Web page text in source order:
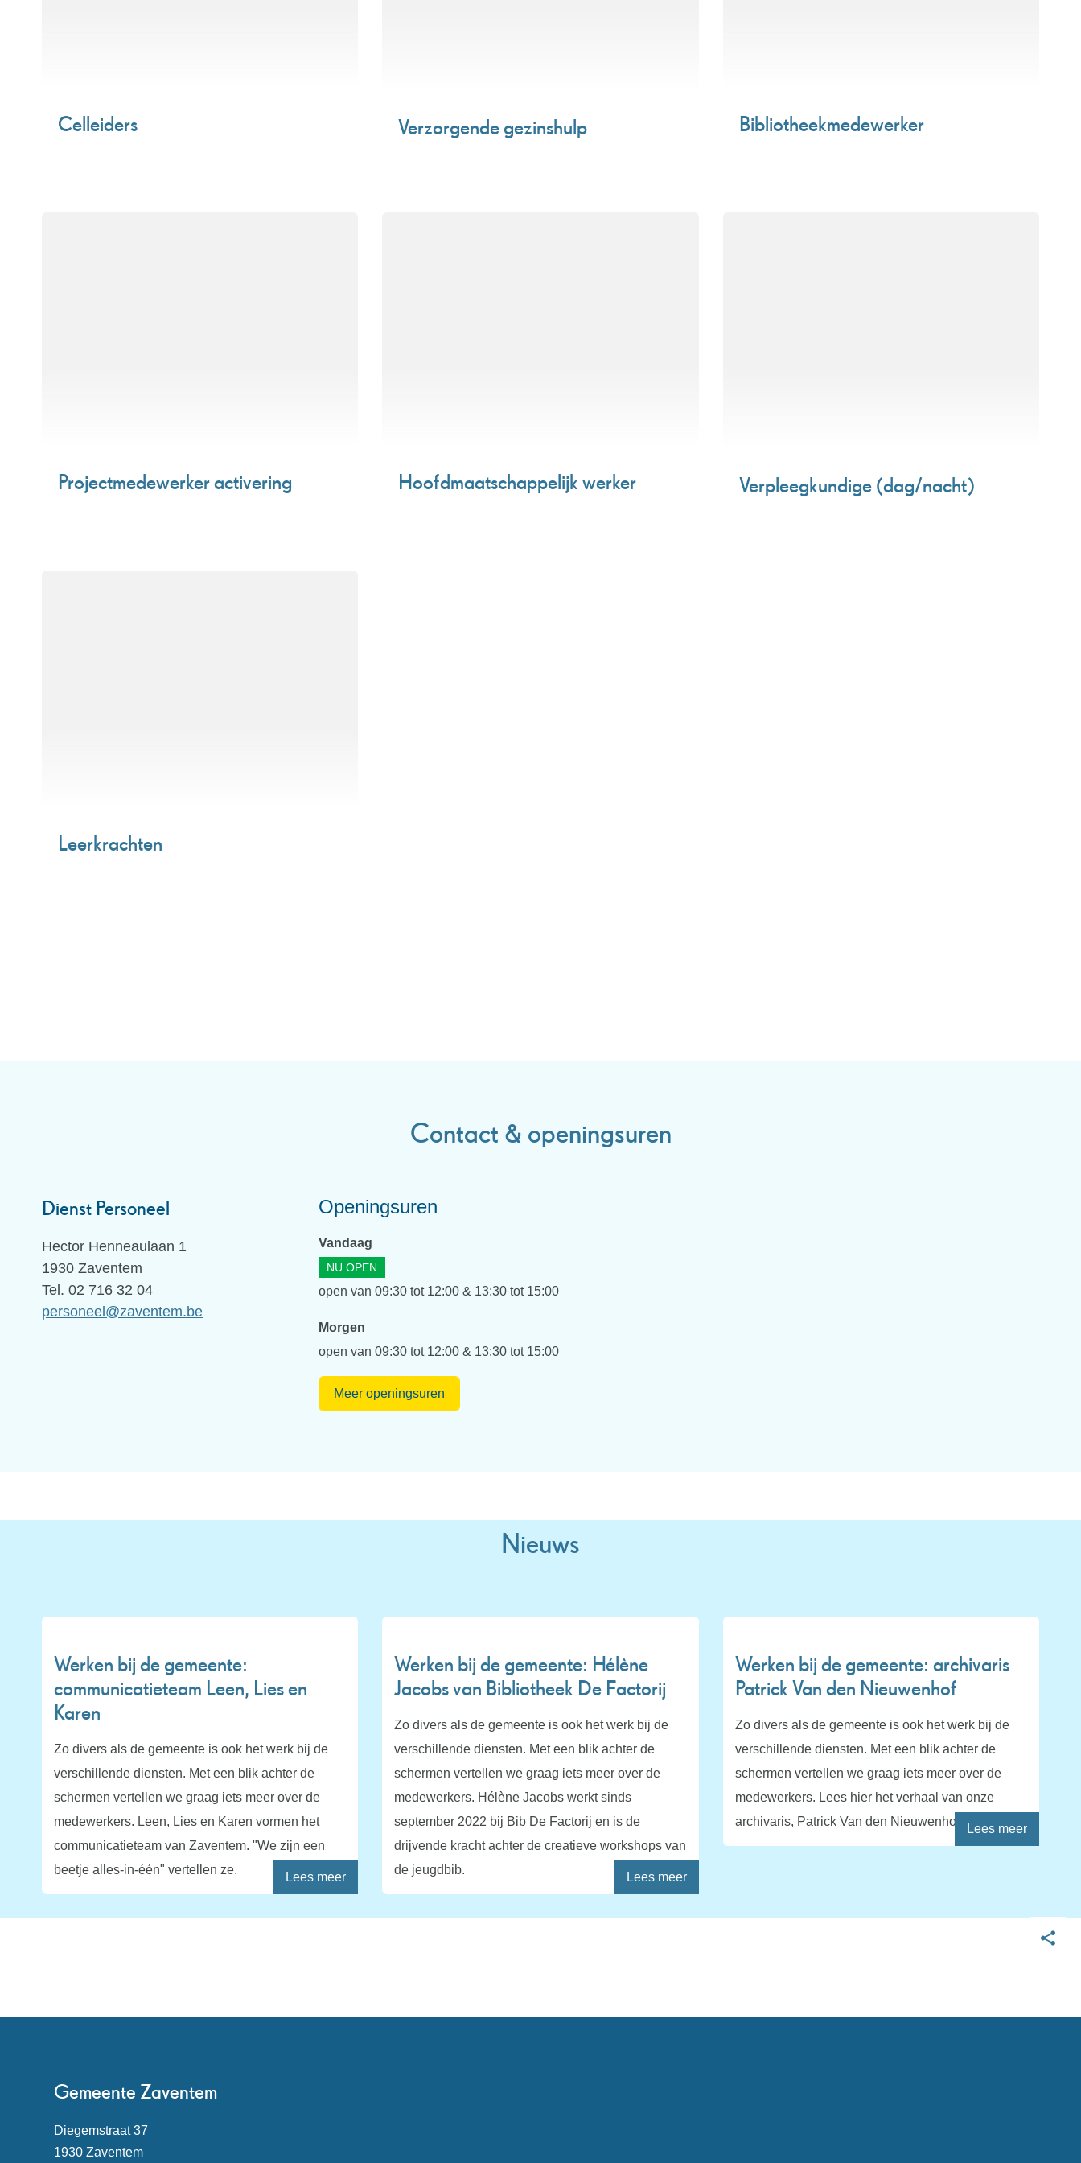
Celleiders Verzorgende gezinshulp Bibliotheekmedewerker
Projectmedewerker activering Hoofdmaatschappelijk werker Verpleegkundige (dag/nacht)
Leerkrachten
Contact & openingsuren
Dienst Personeel
Adres
Hector Henneaulaan 1
,1930 Zaventem
Tel. 02 716 32 04
E-
personeel@zaventem.be
Openingsuren
Vandaag
NU OPEN
open van 09:30tot 12:00 & 13:30tot 15:00
Morgen
open van 09:30tot 12:00 & 13:30tot 15:00
Meer openingsurenDienst
Nieuws
Werken bij de gemeente:
communicatieteam Leen, Lies en
Karen
Zo divers als de gemeente is ook het werk bij de
verschillende diensten. Met een blik achter de
schermen vertellen we graag iets meer over de
medewerkers. Leen, Lies en Karen vormen het
communicatieteam van Zaventem. "We zijn een
beetje alles-in-één" vertellen ze.
Lees meer
Werken bij de gemeente: Hélène
Jacobs van Bibliotheek De Factorij
Zo divers als de gemeente is ook het werk bij de
verschillende diensten. Met een blik achter de
schermen vertellen we graag iets meer over de
medewerkers. Hélène Jacobs werkt sinds
september 2022 bij Bib De Factorij en is de
drijvende kracht achter de creatieve workshops van
de jeugdbib.
Lees meer
Werken bij de gemeente: archivaris
Patrick Van den Nieuwenhof
Zo divers als de gemeente is ook het werk bij de
verschillende diensten. Met een blik achter de
schermen vertellen we graag iets meer over de
medewerkers. Lees hier het verhaal van onze
archivaris, Patrick Van den Nieuwenhof.
Lees meer
Contact
Gemeente Zaventem
Adres
Diegemstraat 37
,1930 Zaventem
deze